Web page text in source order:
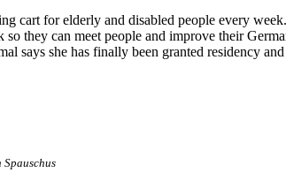
for elderly and disabled people every
they can meet people and improve their
says she has finally been granted residency
Spauschus